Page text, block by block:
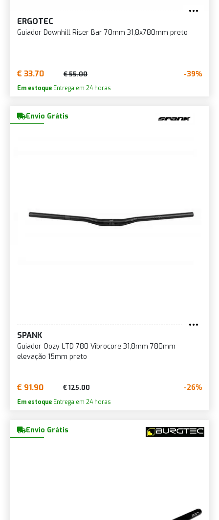
ERGOTEC
Guiador Downhill Riser Bar 70mm 31,8x780mm preto
€ 33.70 € 55.00 -39%
Em estoque Entrega em 24 horas
Envio Grátis
SPANK
Guiador Oozy LTD 780 Vibrocore 31,8mm 780mm
elevação 15mm preto
€ 91.90 € 125.00 -26%
Em estoque Entrega em 24 horas
Envio Grátis